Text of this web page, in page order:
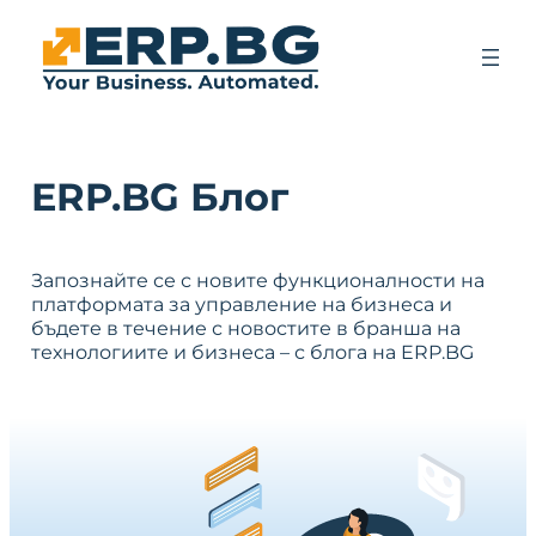
ERP.BG Блог
Запознайте се с новите функционалности на
платформата за управление на бизнеса и
бъдете в течение с новостите в бранша на
технологиите и бизнеса – с блога на ERP.BG